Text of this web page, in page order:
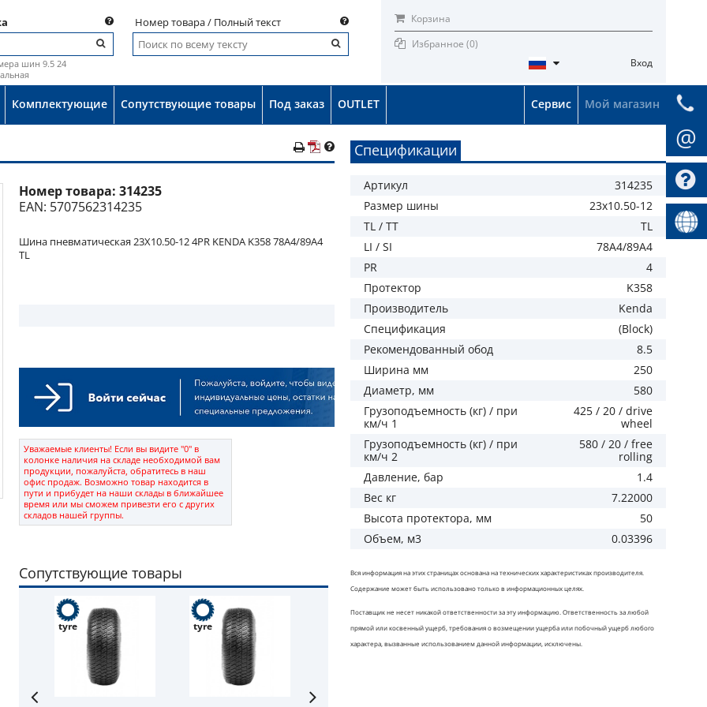
Номер товара / Полный текст
шин 9.5 24
Корзина
Избранное (0)
Вход
Комплектующие Сопутствующие товары Под заказ OUTLET Мой магазин
Сервис
Номер товара: 314235
EAN: 5707562314235
Шина пневматическая 23X10.50-12 4PR KENDA K358 78A4/89A4
TL
Уважаемые клиенты! Если вы видите "0" в
колонке наличия на складе необходимой вам
продукции, пожалуйста, обратитесь в наш
офис продаж. Возможно товар находится в
пути и прибудет на наши склады в ближайшее
время или мы сможем привезти его с других
складов нашей группы.
Сопутствующие товары
tyre tyre rim tyre
Спецификации
Артикул
314235
Размер шины
23x10.50-12
TL / TT
TL
LI / SI
78A4/89A4
PR
4
Протектор
K358
Производитель
Kenda
Спецификация
(Block)
Рекомендованный обод
8.5
Ширина мм
250
Диаметр, мм
580
Грузоподъемность (кг) / при
км/ч 1
425 / 20 / drive
wheel
Грузоподъемность (кг) / при
км/ч 2
580 / 20 / free
rolling
Давление, бар
1.4
Вес кг
7.22000
Высота протектора, мм
50
Объем, м3
0.03396
Вся информация на этих страницах основана на технических характеристиках производителя.
Содержание может быть использовано только в информационных целях.
Поставщик не несет никакой ответственности за эту информацию. Ответственность за любой
прямой или косвенный ущерб, требования о возмещении ущерба или побочный ущерб любого
характера, вызванные использованием данной информации, исключены.
@